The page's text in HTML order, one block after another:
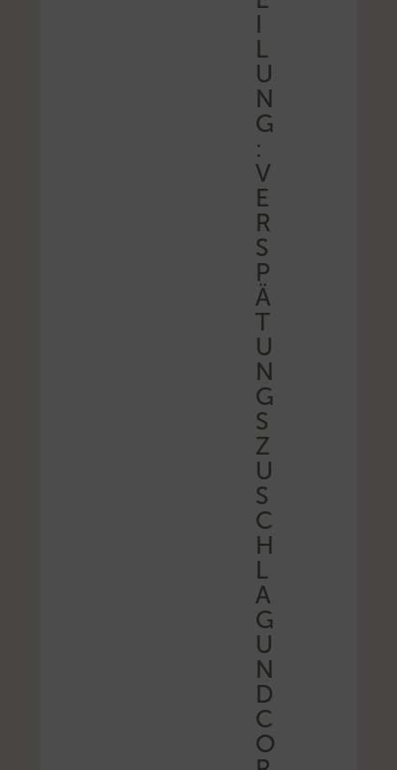
I
L
U
N
G
:
V
E
R
S
P
Ä
T
U
N
G
S
Z
U
S
C
H
L
A
G
U
N
D
C
O